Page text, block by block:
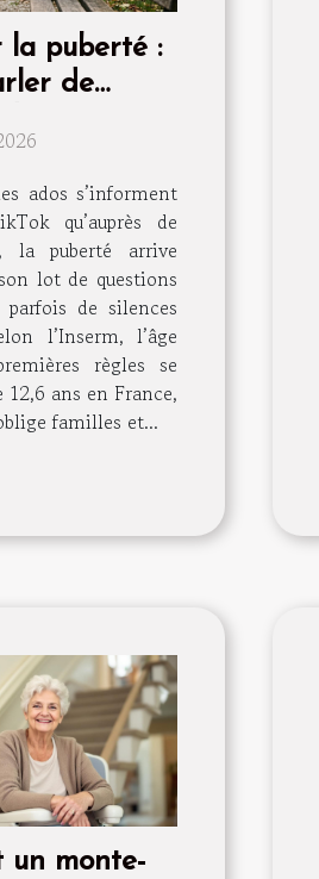
la puberté :
de
ados s’informent
qu’auprès de
la puberté arrive
lot de questions
parfois de silences
l’Inserm, l’âge
règles se
12,6 ans en France,
familles et...
un monte-